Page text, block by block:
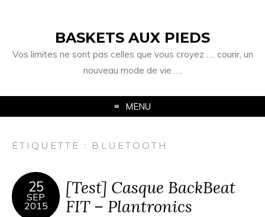
BASKETS AUX PIEDS
Vos limites ne sont pas celles que vous croyez …. courir, un
nouveau mode de vie ….
MENU
ÉTIQUETTE : BLUETOOTH
25
SEP
2015
[Test] Casque BackBeat
FIT – Plantronics